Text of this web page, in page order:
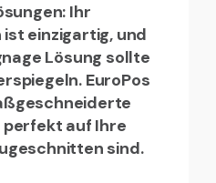
Ihr
einzigartig, und
Lösung sollte
EuroPos
perfekt auf Ihre
sind.